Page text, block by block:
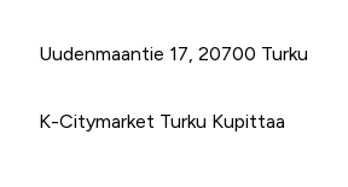
Uudenmaantie 17, 20700 Turku
K-Citymarket Turku Kupittaa